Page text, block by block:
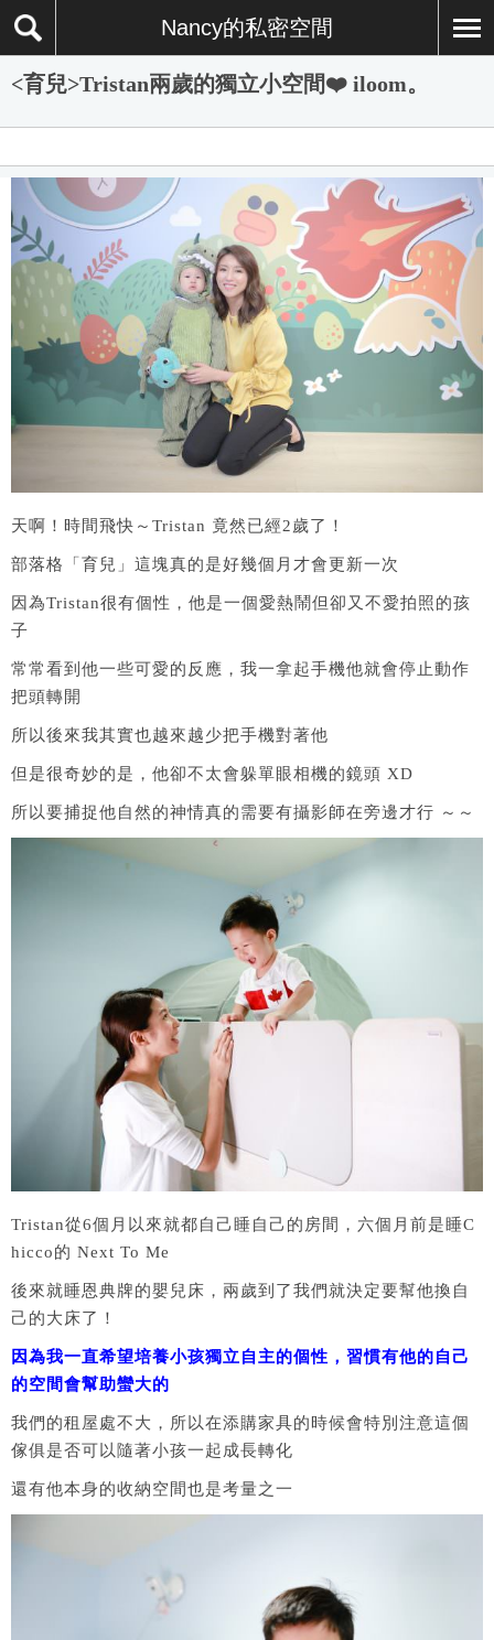
Nancy的私密空間
<育兒>Tristan兩歲的獨立小空間❤️ iloom。
天啊！時間飛快～Tristan 竟然已經2歲了！
部落格「育兒」這塊真的是好幾個月才會更新一次
因為Tristan很有個性，他是一個愛熱鬧但卻又不愛拍照的孩
子
常常看到他一些可愛的反應，我一拿起手機他就會停止動作
把頭轉開
所以後來我其實也越來越少把手機對著他
但是很奇妙的是，他卻不太會躲單眼相機的鏡頭 XD
所以要捕捉他自然的神情真的需要有攝影師在旁邊才行 ～～
Tristan從6個月以來就都自己睡自己的房間，六個月前是睡C
hicco的 Next To Me
後來就睡恩典牌的嬰兒床，兩歲到了我們就決定要幫他換自
己的大床了！
因為我一直希望培養小孩獨立自主的個性，習慣有他的自己
的空間會幫助蠻大的
我們的租屋處不大，所以在添購家具的時候會特別注意這個
傢俱是否可以隨著小孩一起成長轉化
還有他本身的收納空間也是考量之一